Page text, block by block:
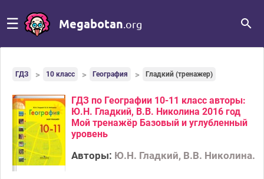
☰ Megabotan .org
ГДЗ 10 класс География Гладкий (тренажер)
ГДЗ по Географии 10-11 класс авторы:
Ю.Н. Гладкий, В.В. Николина 2016 год
Мой тренажёр Базовый и углубленный
уровень
Авторы: Ю.Н. Гладкий, В.В. Николина.